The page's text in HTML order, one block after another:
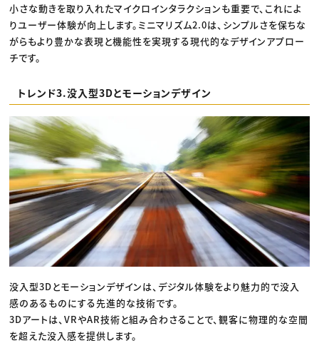
小さな動きを取り入れたマイクロインタラクションも重要で、これによ
りユーザー体験が向上します。ミニマリズム2.0は、シンプルさを保ちな
がらもより豊かな表現と機能性を実現する現代的なデザインアプロー
チです。
トレンド3.没入型3Dとモーションデザイン
没入型3Dとモーションデザインは、デジタル体験をより魅力的で没入
感のあるものにする先進的な技術です。
3Dアートは、VRやAR技術と組み合わさることで、観客に物理的な空間
を超えた没入感を提供します。